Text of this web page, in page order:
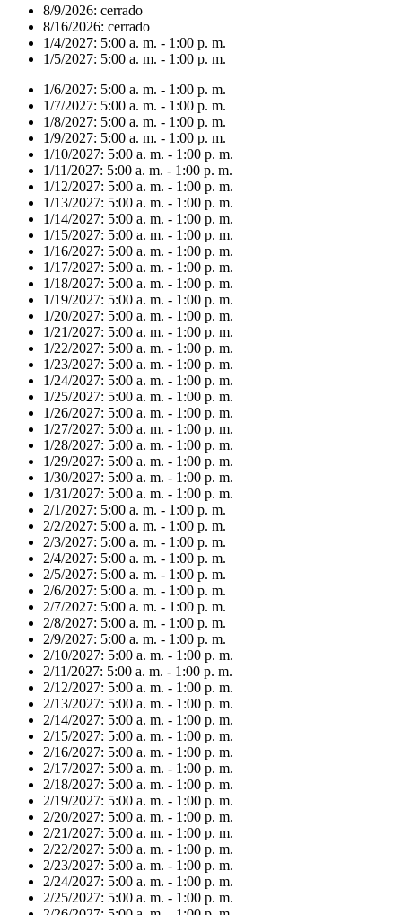
8/9/2026: cerrado
8/16/2026: cerrado
1/4/2027: 5:00 a. m. - 1:00 p. m.
1/5/2027: 5:00 a. m. - 1:00 p. m.
1/6/2027: 5:00 a. m. - 1:00 p. m.
1/7/2027: 5:00 a. m. - 1:00 p. m.
1/8/2027: 5:00 a. m. - 1:00 p. m.
1/9/2027: 5:00 a. m. - 1:00 p. m.
1/10/2027: 5:00 a. m. - 1:00 p. m.
1/11/2027: 5:00 a. m. - 1:00 p. m.
1/12/2027: 5:00 a. m. - 1:00 p. m.
1/13/2027: 5:00 a. m. - 1:00 p. m.
1/14/2027: 5:00 a. m. - 1:00 p. m.
1/15/2027: 5:00 a. m. - 1:00 p. m.
1/16/2027: 5:00 a. m. - 1:00 p. m.
1/17/2027: 5:00 a. m. - 1:00 p. m.
1/18/2027: 5:00 a. m. - 1:00 p. m.
1/19/2027: 5:00 a. m. - 1:00 p. m.
1/20/2027: 5:00 a. m. - 1:00 p. m.
1/21/2027: 5:00 a. m. - 1:00 p. m.
1/22/2027: 5:00 a. m. - 1:00 p. m.
1/23/2027: 5:00 a. m. - 1:00 p. m.
1/24/2027: 5:00 a. m. - 1:00 p. m.
1/25/2027: 5:00 a. m. - 1:00 p. m.
1/26/2027: 5:00 a. m. - 1:00 p. m.
1/27/2027: 5:00 a. m. - 1:00 p. m.
1/28/2027: 5:00 a. m. - 1:00 p. m.
1/29/2027: 5:00 a. m. - 1:00 p. m.
1/30/2027: 5:00 a. m. - 1:00 p. m.
1/31/2027: 5:00 a. m. - 1:00 p. m.
2/1/2027: 5:00 a. m. - 1:00 p. m.
2/2/2027: 5:00 a. m. - 1:00 p. m.
2/3/2027: 5:00 a. m. - 1:00 p. m.
2/4/2027: 5:00 a. m. - 1:00 p. m.
2/5/2027: 5:00 a. m. - 1:00 p. m.
2/6/2027: 5:00 a. m. - 1:00 p. m.
2/7/2027: 5:00 a. m. - 1:00 p. m.
2/8/2027: 5:00 a. m. - 1:00 p. m.
2/9/2027: 5:00 a. m. - 1:00 p. m.
2/10/2027: 5:00 a. m. - 1:00 p. m.
2/11/2027: 5:00 a. m. - 1:00 p. m.
2/12/2027: 5:00 a. m. - 1:00 p. m.
2/13/2027: 5:00 a. m. - 1:00 p. m.
2/14/2027: 5:00 a. m. - 1:00 p. m.
2/15/2027: 5:00 a. m. - 1:00 p. m.
2/16/2027: 5:00 a. m. - 1:00 p. m.
2/17/2027: 5:00 a. m. - 1:00 p. m.
2/18/2027: 5:00 a. m. - 1:00 p. m.
2/19/2027: 5:00 a. m. - 1:00 p. m.
2/20/2027: 5:00 a. m. - 1:00 p. m.
2/21/2027: 5:00 a. m. - 1:00 p. m.
2/22/2027: 5:00 a. m. - 1:00 p. m.
2/23/2027: 5:00 a. m. - 1:00 p. m.
2/24/2027: 5:00 a. m. - 1:00 p. m.
2/25/2027: 5:00 a. m. - 1:00 p. m.